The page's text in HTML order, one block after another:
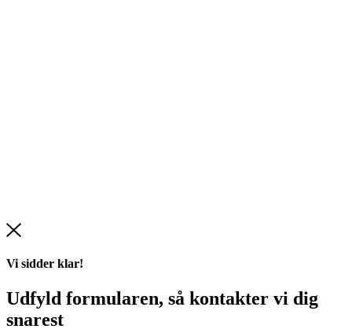
Vi sidder klar!
Udfyld formularen, så kontakter vi dig
snarest